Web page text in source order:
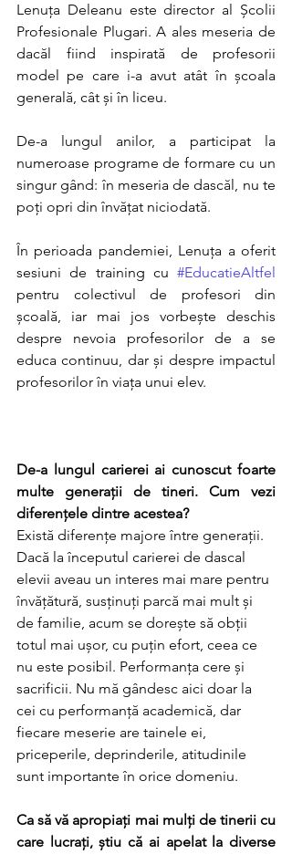
Lenuța Deleanu este director al Școlii
Profesionale Plugari. A ales meseria de
dacăl fiind inspirată de profesorii
model pe care i-a avut atât în școala
generală, cât și în liceu.
De-a lungul anilor, a participat la
numeroase programe de formare cu un
singur gând: în meseria de dascăl, nu te
poți opri din învățat niciodată.
În perioada pandemiei, Lenuța a oferit
sesiuni de training cu #EducatieAltfel
pentru colectivul de profesori din
școală, iar mai jos vorbește deschis
despre nevoia profesorilor de a se
educa continuu, dar și despre impactul
profesorilor în viața unui elev.
De-a lungul carierei ai cunoscut foarte
multe generații de tineri. Cum vezi
diferențele dintre acestea?
Există diferențe majore între generații.
Dacă la începutul carierei de dascal
elevii aveau un interes mai mare pentru
învățătură, susținuți parcă mai mult și
de familie, acum se dorește să obții
totul mai ușor, cu puțin efort, ceea ce
nu este posibil. Performanța cere și
sacrificii. Nu mă gândesc aici doar la
cei cu performanță academică, dar
fiecare meserie are tainele ei,
priceperile, deprinderile, atitudinile
sunt importante în orice domeniu.
Ca să vă apropiați mai mulți de tinerii cu
care lucrați, știu că ai apelat la diverse